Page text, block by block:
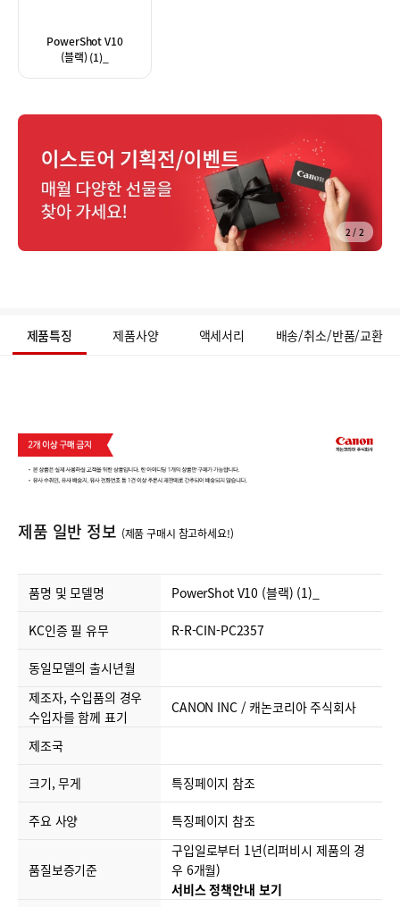
PowerShot V10
(블랙) (1)_
2/2
기
제품특징 제품사양 액세서리 배송/취소/반품/교환
제품 일반 정보 (제품 구매시 참고하세요!)
품명 및 모델명 PowerShot V10 (블랙) (1)_
KC인증 필 유무 R-R-CIN-PC2357
동일모델의 출시년월
제조자, 수입품의 경우
수입자를 함께 표기
CANON INC / 캐논코리아 주식회사
제조국
크기, 무게 특징페이지 참조
주요 사양 특징페이지 참조
품질보증기준
구입일로부터 1년(리퍼비시 제품의 경
우 6개월)
서비스 정책안내 보기